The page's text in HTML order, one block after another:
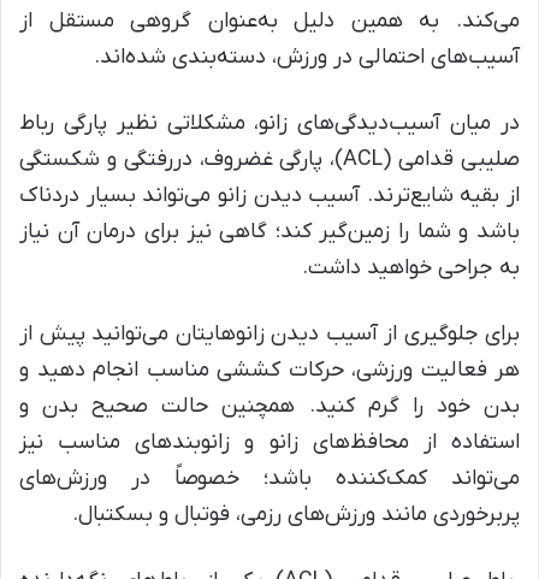
می‌کند. به همین دلیل به‌عنوان گروهی مستقل از
آسیب‌های احتمالی در ورزش، دسته‌بندی شده‌اند.
در میان آسیب‌دیدگی‌های زانو، مشکلاتی نظیر پارگی رباط
صلیبی قدامی‌ (ACL)، پارگی غضروف، دررفتگی و شکستگی
از بقیه شایع‌ترند. آسیب دیدن زانو می‌تواند بسیار دردناک
باشد و شما را زمین‌گیر کند؛ گاهی نیز برای درمان آن نیاز
به جراحی خواهید داشت.
برای جلوگیری از آسیب دیدن زانوهایتان می‌توانید پیش از
هر فعالیت ورزشی، حرکات کششی مناسب انجام دهید و
بدن خود را گرم کنید. همچنین حالت صحیح بدن و
استفاده از محافظ‌های زانو و زانوبندهای مناسب نیز
می‌تواند کمک‌‌کننده باشد؛ خصوصاً در ورزش‌های
پربرخوردی مانند ورزش‌های رزمی، فوتبال و بسکتبال.